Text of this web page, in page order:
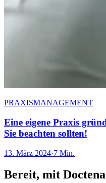
PRAXISMANAGEMENT
Eine eigene Praxis
Sie beachten sollten!
13. März 2024·7 Min.
Bereit, mit